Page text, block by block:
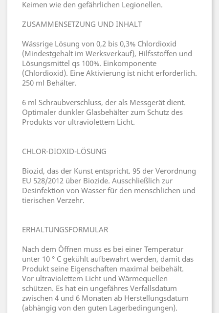
Keimen wie den gefährlichen Legionellen.
ZUSAMMENSETZUNG UND INHALT
Wässrige Lösung von 0,2 bis 0,3% Chlordioxid
(Mindestgehalt im Werksverkauf), Hilfsstoffen und
Lösungsmittel qs 100%. Einkomponente
(Chlordioxid). Eine Aktivierung ist nicht erforderlich.
250 ml Behälter.
6 ml Schraubverschluss, der als Messgerät dient.
Optimaler dunkler Glasbehälter zum Schutz des
Produkts vor ultraviolettem Licht.
CHLOR-DIOXID-LÖSUNG
Biozid, das der Kunst entspricht. 95 der Verordnung
EU 528/2012 über Biozide. Ausschließlich zur
Desinfektion von Wasser für den menschlichen und
tierischen Verzehr.
ERHALTUNGSFORMULAR
Nach dem Öffnen muss es bei einer Temperatur
unter 10 ° C gekühlt aufbewahrt werden, damit das
Produkt seine Eigenschaften maximal beibehält.
Vor ultraviolettem Licht und Wärmequellen
schützen. Es hat ein ungefähres Verfallsdatum
zwischen 4 und 6 Monaten ab Herstellungsdatum
(abhängig von den guten Lagerbedingungen).